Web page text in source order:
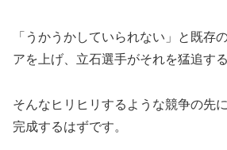
「うかうかしていられない」と既存
アを上げ、立石選手がそれを猛追する
そんなヒリヒリするような競争の先
完成するはずです。